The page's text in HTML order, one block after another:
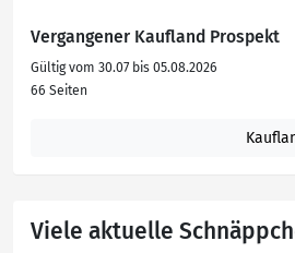
Vergangener Kaufland Prospekt
Gültig vom 30.07 bis 05.08.2026
66 Seiten
Viele aktuelle